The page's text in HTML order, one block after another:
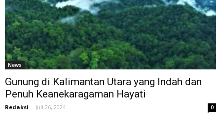
News
Gunung di Kalimantan Utara yang Indah dan
Penuh Keanekaragaman Hayati
Redaksi - Juli 26, 2024 0